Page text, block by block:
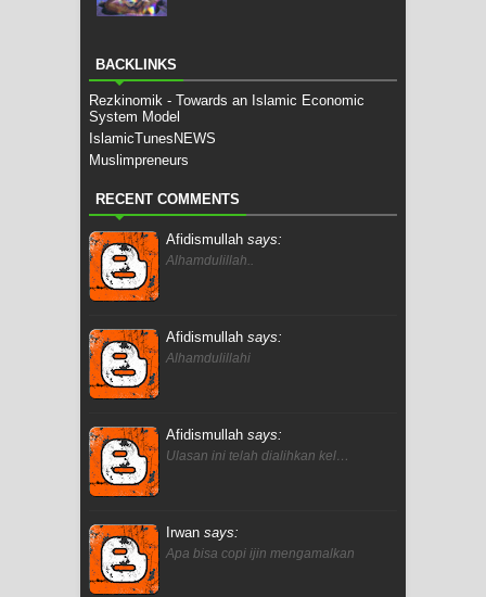
BACKLINKS
Rezkinomik - Towards an Islamic Economic
System Model
IslamicTunesNEWS
Muslimpreneurs
RECENT COMMENTS
Afidismullah says:
Alhamdulillah..
Afidismullah says:
Alhamdulillahi
Afidismullah says:
Ulasan ini telah dialihkan kel…
Irwan says:
Apa bisa copi ijin mengamalkan